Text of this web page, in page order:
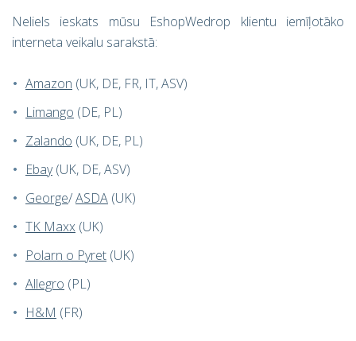
Neliels ieskats mūsu EshopWedrop klientu iemīļotāko
interneta veikalu sarakstā:
Amazon (UK, DE, FR, IT, ASV)
Limango (DE, PL)
Zalando (UK, DE, PL)
Ebay(UK, DE, ASV)
George/ASDA (UK)
TK Maxx (UK)
Polarn o Pyret (UK)
Allegro (PL)
H&M (FR)